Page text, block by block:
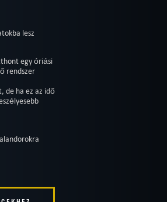
lesz
egy óriási
rendszer
de ha ez az idő